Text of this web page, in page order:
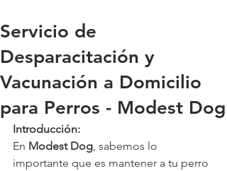
Servicio de
Desparacitación y
Vacunación a Domicilio
para Perros - Modest Dog
Introducción:
En Modest Dog, sabemos lo
importante que es mantener a tu perro